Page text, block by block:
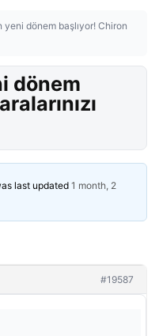
yeni dönem başlıyor! Chiron
dönem
last updated 1 month, 2
#19587